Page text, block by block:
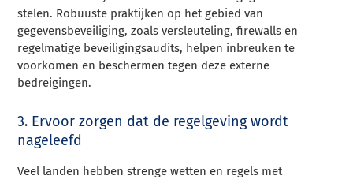
stelen. Robuuste praktijken op het gebied van
gegevensbeveiliging, zoals versleuteling, firewalls en
regelmatige beveiligingsaudits, helpen inbreuken te
voorkomen en beschermen tegen deze externe
bedreigingen.
3. Ervoor zorgen dat de regelgeving wordt
nageleefd
Veel landen hebben strenge wetten en regels met